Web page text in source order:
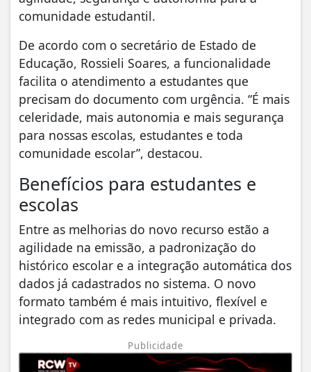
comunidade estudantil.
De acordo com o secretário de Estado de
Educação, Rossieli Soares, a funcionalidade
facilita o atendimento a estudantes que
precisam do documento com urgência. “É mais
celeridade, mais autonomia e mais segurança
para nossas escolas, estudantes e toda
comunidade escolar”, destacou.
Benefícios para estudantes e
escolas
Entre as melhorias do novo recurso estão a
agilidade na emissão, a padronização do
histórico escolar e a integração automática dos
dados já cadastrados no sistema. O novo
formato também é mais intuitivo, flexível e
integrado com as redes municipal e privada.
Publicidade